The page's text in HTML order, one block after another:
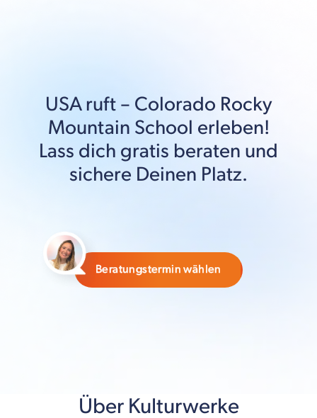
USAruft – Colorado Rocky
Mountain School erleben!
Lass dich gratis beraten und
sichere Deinen Platz.
Beratungstermin wählen
Über Kulturwerke